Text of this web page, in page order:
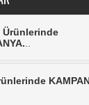
Ürünlerinde